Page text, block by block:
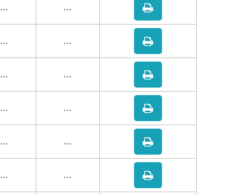
... ...
... ...
... ...
... ...
... ...
... ...